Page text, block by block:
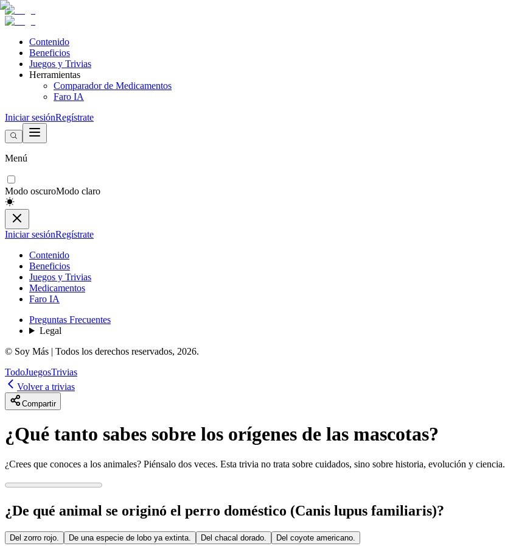
Contenido
Beneficios
Juegos y Trivias
Herramientas
Comparador de Medicamentos
Faro IA
Iniciar sesiónRegístrate
Menú
Modo oscuroModo claro
Iniciar sesiónRegístrate
Contenido
Beneficios
Juegos y Trivias
Medicamentos
Faro IA
Preguntas Frecuentes
Legal
© Soy Más | Todos los derechos reservados, 2026.
TodoJuegosTrivias
Volver a trivias
Compartir
¿Qué tanto sabes sobre los orígenes de las mascotas?
¿Crees que conoces a los animales? Piénsalo dos veces. Esta trivia no trata sobre cuidados, sino sobre historia, evolución y ciencia.
¿De qué animal se originó el perro doméstico (Canis lupus familiaris)?
Del zorro rojo. De una especie de lobo ya extinta. Del chacal dorado. Del coyote americano.